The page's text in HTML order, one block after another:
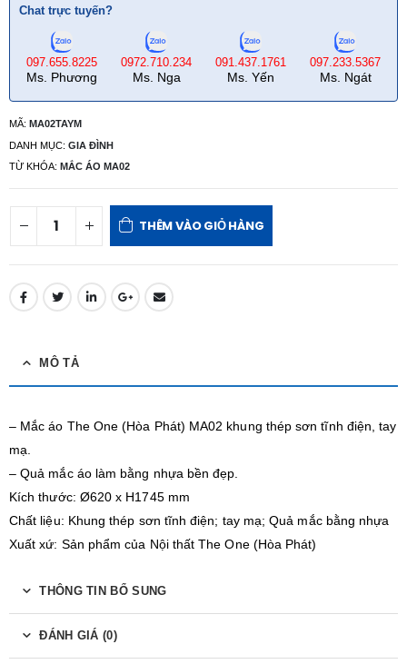
Chat trực tuyến?
097.655.8225
Ms. Phương
0972.710.234
Ms. Nga
091.437.1761
Ms. Yến
097.233.5367
Ms. Ngát
MÃ: MA02TAYM
DANH MỤC: GIA ĐÌNH
TỪ KHÓA: MẮC ÁO MA02
THÊM VÀO GIỎ HÀNG
MÔ TẢ
– Mắc áo The One (Hòa Phát) MA02 khung thép sơn tĩnh điện, tay
mạ.
– Quả mắc áo làm bằng nhựa bền đẹp.
Kích thước: Ø620 x H1745 mm
Chất liệu: Khung thép sơn tĩnh điện; tay mạ; Quả mắc bằng nhựa
Xuất xứ: Sản phẩm của Nội thất The One (Hòa Phát)
THÔNG TIN BỔ SUNG
ĐÁNH GIÁ (0)